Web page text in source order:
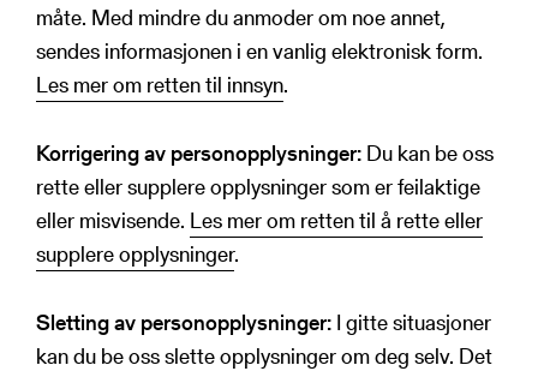
Vi får også opplysninger indirekte av
følgende årsaker:
deg
Et varsel eller tips om en
sikkerhetshendelse inneholder
opplysninger om deg
En jobbsøker har angitt deg som
referanse
måte. Med mindre du anmoder om noe annet,
sendes informasjonen i en vanlig elektronisk form.
Les mer om retten til innsyn.
Korrigering av personopplysninger: Du kan be oss
rette eller supplere opplysninger som er feilaktige
eller misvisende. Les mer om retten til å rette eller
supplere opplysninger.
Sletting av personopplysninger: I gitte situasjoner
kan du be oss slette opplysninger om deg selv. Det